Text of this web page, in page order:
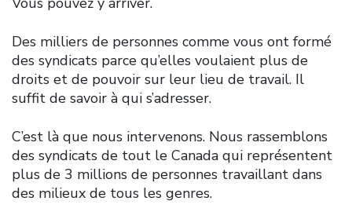
Des milliers de personnes comme vous ont formé
des syndicats parce qu’elles voulaient plus de
droits et de pouvoir sur leur lieu de travail. Il
suffit de savoir à qui s’adresser.
C’est là que nous intervenons. Nous rassemblons
des syndicats de tout le Canada qui représentent
plus de 3 millions de personnes travaillant dans
des milieux de tous les genres.